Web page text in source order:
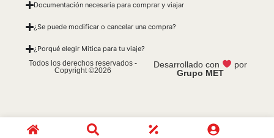
Documentación necesaria para comprar y viajar
¿Se puede modificar o cancelar una compra?
¿Porqué elegir Mitica para tu viaje?
Todos los derechos reservados -
Copyright ©2026
Desarrollado con
por
Grupo MET